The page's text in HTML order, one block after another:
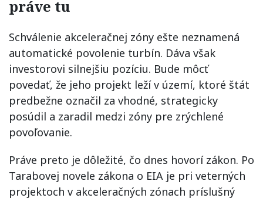
práve tu
Schválenie akceleračnej zóny ešte neznamená
automatické povolenie turbín. Dáva však
investorovi silnejšiu pozíciu. Bude môcť
povedať, že jeho projekt leží v území, ktoré štát
predbežne označil za vhodné, strategicky
posúdil a zaradil medzi zóny pre zrýchlené
povoľovanie.
Práve preto je dôležité, čo dnes hovorí zákon. Po
Tarabovej novele zákona o EIA je pri veterných
projektoch v akceleračných zónach príslušný